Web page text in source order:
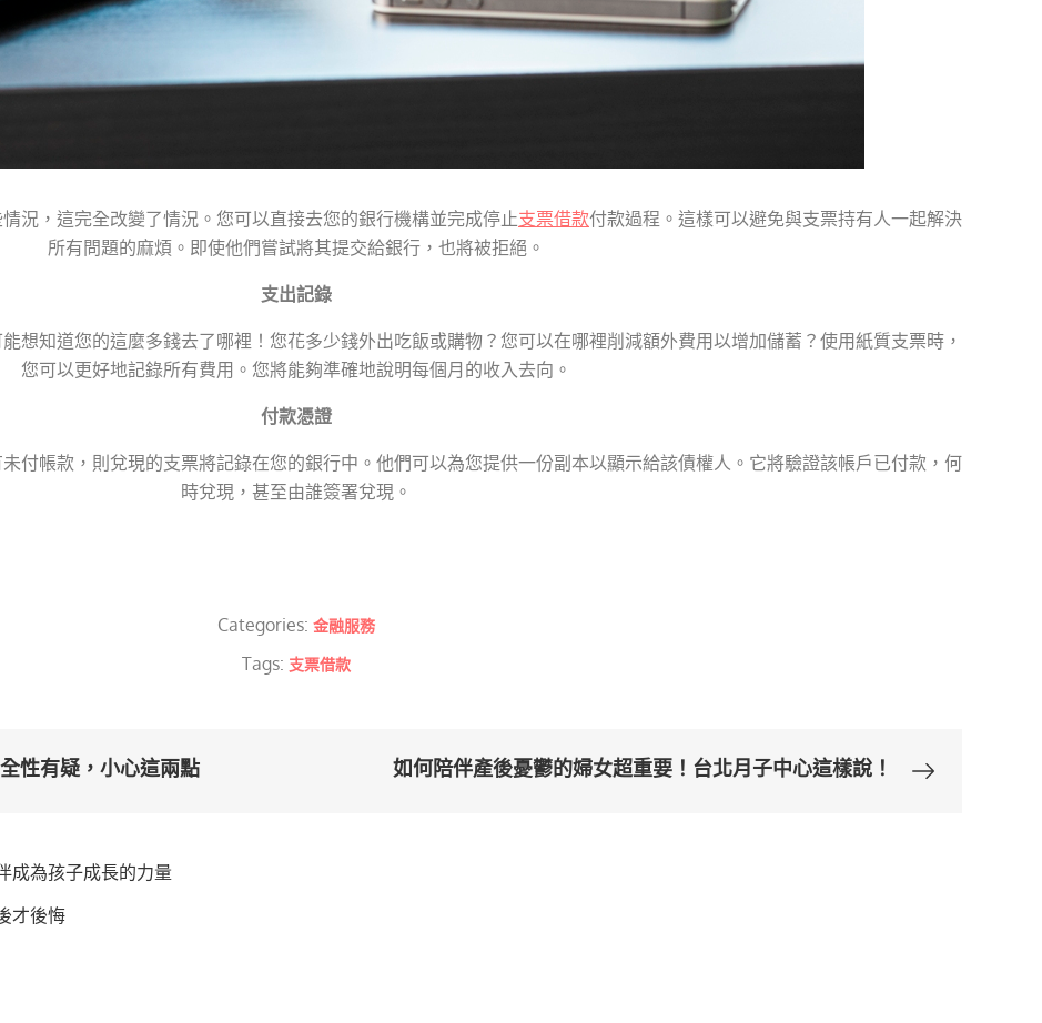
況，這完全改變了情況。您可以直接去您的銀行機構並完成停止支票借款付款過程。這樣可以避免與支票持有人一起解決
所有問題的麻煩。即使他們嘗試將其提交給銀行，也將被拒絕。
支出記錄
想知道您的這麼多錢去了哪裡！您花多少錢外出吃飯或購物？您可以在哪裡削減額外費用以增加儲蓄？使用紙質支票時，
您可以更好地記錄所有費用。您將能夠準確地說明每個月的收入去向。
付款憑證
付帳款，則兌現的支票將記錄在您的銀行中。他們可以為您提供一份副本以顯示給該債權人。它將驗證該帳戶已付款，何
時兌現，甚至由誰簽署兌現。
Categories: 金融服務
Tags: 支票借款
性有疑，小心這兩點 如何陪伴產後憂鬱的婦女超重要！台北月子中心這樣說！
成為孩子成長的力量
才後悔